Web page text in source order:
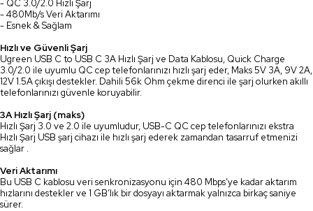
- QC 3.0/2.0 Hızlı Şarj
- 480Mb/s Veri Aktarımı
- Esnek & Sağlam
Hızlı ve Güvenli Şarj
Ugreen USB C to USB C 3A Hızlı Şarj ve Data Kablosu, Quick Charge
3.0/2.0 ile uyumlu QC cep telefonlarınızı hızlı şarj eder, Maks 5V 3A, 9V 2A,
12V 1.5A çıkışı destekler. Dahili 56k Ohm çekme direnci ile şarj olurken akıllı
telefonlarınızı güvenle koruyabilir.
3A Hızlı Şarj (maks)
Hızlı Şarj 3.0 ve 2.0 ile uyumludur, USB-C QC cep telefonlarınızı ekstra
Hızlı Şarj USB şarj cihazı ile hızlı şarj ederek zamandan tasarruf etmenizi
sağlar .
Veri Aktarımı
Bu USB C kablosu veri senkronizasyonu için 480 Mbps’ye kadar aktarım
hızlarını destekler ve 1 GB’lık bir dosyayı aktarmak yalnızca birkaç saniye
sürer.